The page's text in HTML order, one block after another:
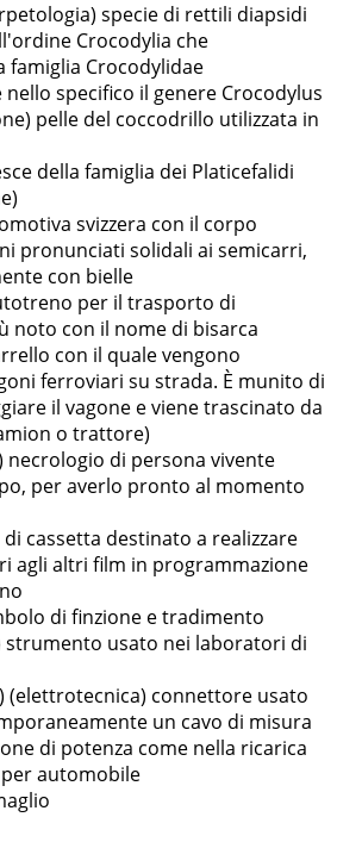
specie di rettili diapsidi
Crocodylia che
famiglia Crocodylidae
nello specifico il genere Crocodylus
pelle del coccodrillo utilizzata in
della famiglia dei Platicefalidi
svizzera con il corpo
pronunciati solidali ai semicarri,
con bielle
per il trasporto di
noto con il nome di bisarca
con il quale vengono
ferroviari su strada. È munito di
il vagone e viene trascinato da
o trattore)
necrologio di persona vivente
per averlo pronto al momento
cassetta destinato a realizzare
agli altri film in programmazione
di finzione e tradimento
strumento usato nei laboratori di
(elettrotecnica) connettore usato
un cavo di misura
di potenza come nella ricarica
automobile